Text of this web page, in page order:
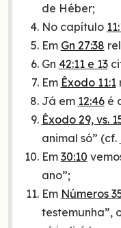
de Héber;
No capítulo
Em Gn 27:38
Gn 42:11 e 13
Em Êxodo 11:1
Já em 12:46é
Êxodo 29, vs.
animal só” (cf.
Em 30:10
ano”;
Em Números
testemunha”,